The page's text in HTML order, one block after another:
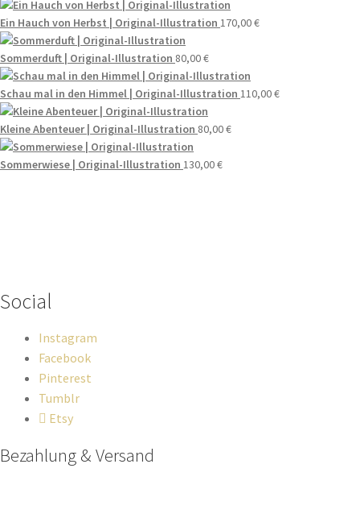
Ein Hauch von Herbst | Original-Illustration 170,00€
Sommerduft | Original-Illustration 80,00€
Schau mal in den Himmel | Original-Illustration 110,00€
Kleine Abenteuer | Original-Illustration 80,00€
Sommerwiese | Original-Illustration 130,00€
Social
Instagram
Facebook
Pinterest
Tumblr
Etsy
Bezahlung & Versand